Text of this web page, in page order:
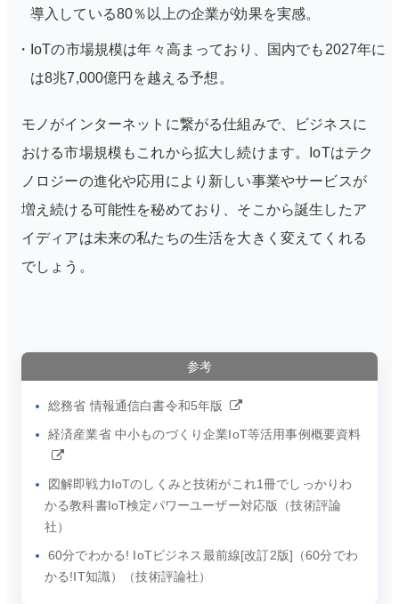
導入している80％以上の企業が効果を実感。
IoTの市場規模は年々高まっており、国内でも2027年に
は8兆7,000億円を越える予想。
モノがインターネットに繋がる仕組みで、ビジネスに
おける市場規模もこれから拡大し続けます。IoTはテク
ノロジーの進化や応用により新しい事業やサービスが
増え続ける可能性を秘めており、そこから誕生したア
イディアは未来の私たちの生活を大きく変えてくれる
でしょう。
参考
総務省 情報通信白書令和5年版
経済産業省 中小ものづくり企業IoT等活用事例概要資料
図解即戦力IoTのしくみと技術がこれ1冊でしっかりわ
かる教科書IoT検定パワーユーザー対応版（技術評論
社）
60分でわかる! IoTビジネス最前線[改訂2版]（60分でわ
かる!IT知識）（技術評論社）